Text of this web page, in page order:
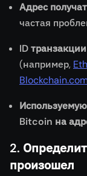
Адрес
частая
ID
(например,
Bitcoin на
2.
произошел